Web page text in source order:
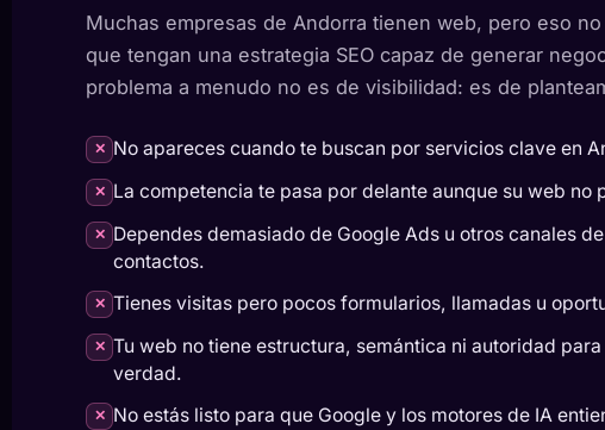
Muchas empresas de Andorra tienen web, pero eso
que tengan una estrategia SEO capaz de generar
problema a menudo no es de visibilidad: es de
✕ No apareces cuando te buscan por servicios clave en
✕ La competencia te pasa por delante aunque su web no
✕ Dependes demasiado de Google Ads u otros canales
contactos.
✕ Tienes visitas pero pocos formularios, llamadas u
✕ Tu web no tiene estructura, semántica ni autoridad
verdad.
✕ No estás listo para que Google y los motores de IA